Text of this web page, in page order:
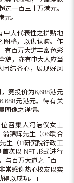
过一百三十万港元。
元。
中大代表性之拼贴地
图格，以供认购。作
有百万大道丰富色彩
貌，亦有中大人应当
团结齐心，展现好风
竞投价为6,688港元
元港元。待有关
图像之详情。
位召集人冯洁仪女士
翁锦辉先生（06联合
生（11研究院行政工
次以 NFT 形式进行
与百万大道之「百」
常感谢热心校友以实
以成功。」